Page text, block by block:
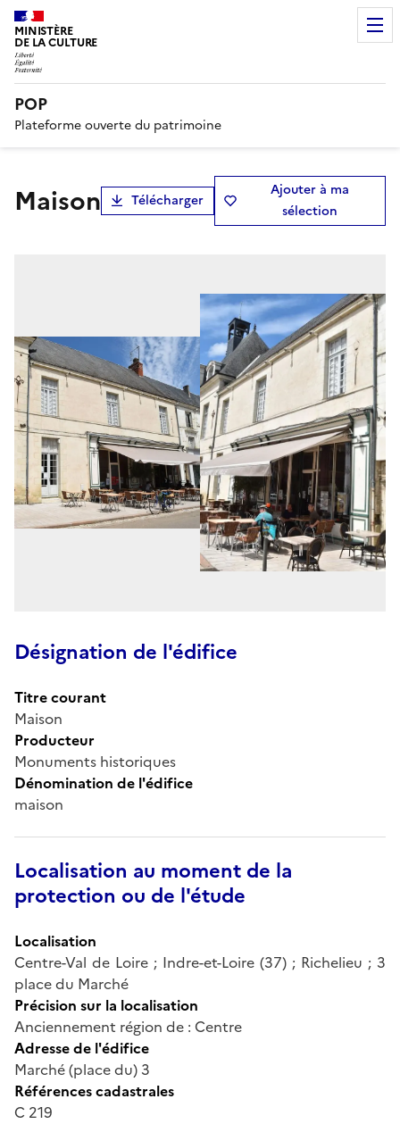
MINISTÈRE
DE LA CULTURE
POP
Plateforme ouverte du patrimoine
Maison Télécharger
Ajouter à ma
sélection
Désignation de l'édifice
Titre courant
Maison
Producteur
Monuments historiques
Dénomination de l'édifice
maison
Localisation au moment de la
protection ou de l'étude
Localisation
Centre-Val de Loire ; Indre-et-Loire (37) ; Richelieu ; 3
place du Marché
Précision sur la localisation
Anciennement région de : Centre
Adresse de l'édifice
Marché (place du) 3
Références cadastrales
C 219